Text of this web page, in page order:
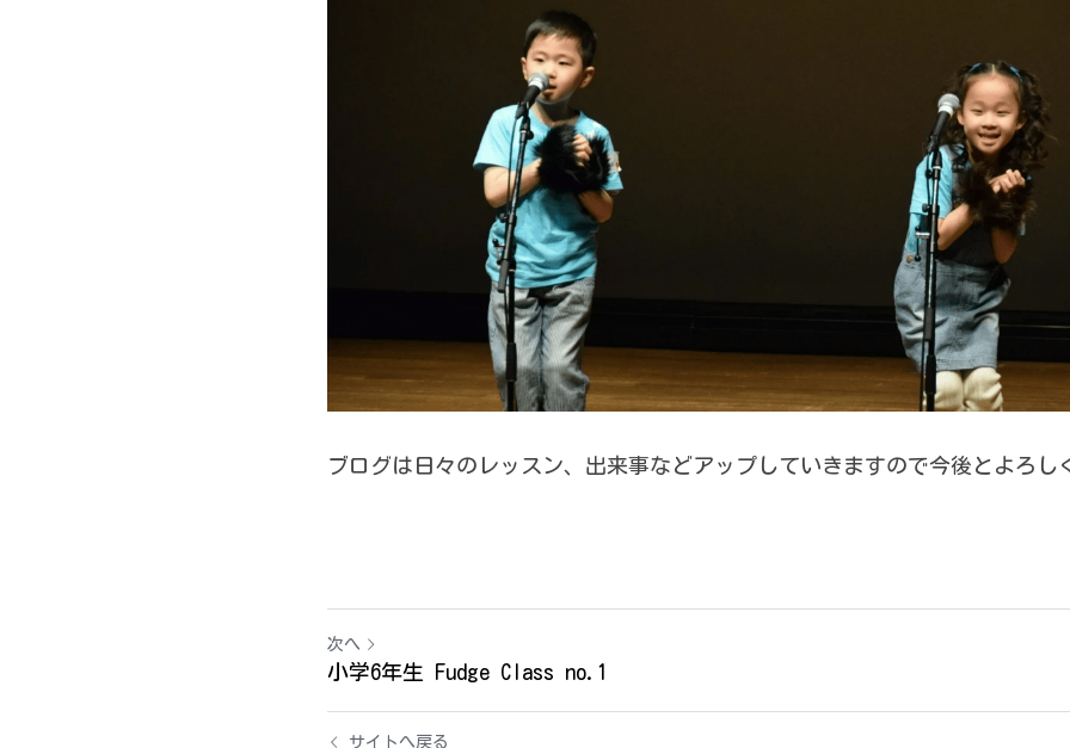
次へ
小学6年生 Fudge Class no.1
サイトへ戻る